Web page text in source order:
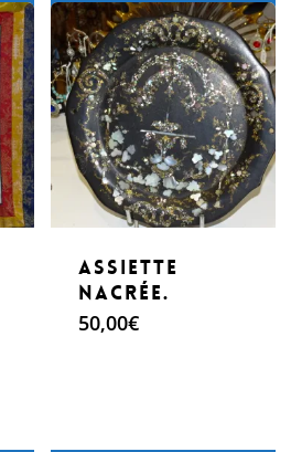
Make An Offer
Assiette
nacrée.
50,00€